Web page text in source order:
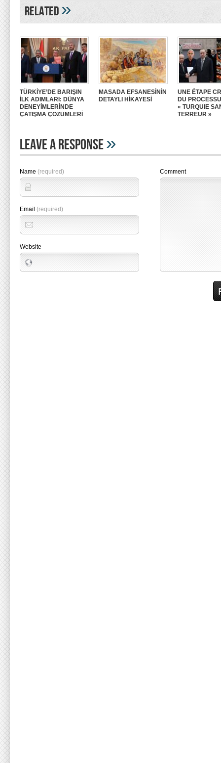
Related»
TÜRKİYE’DE BARIŞIN
İLK ADIMLARI: DÜNYA
DENEYİMLERİNDE
ÇATIŞMA ÇÖZÜMLERİ
MASADA EFSANESİNİN
DETAYLI HİKAYESİ
UNE ÉTAPE
DU
« TURQUIE
TERREUR »
Leave A Response»
Name (required)
Email (required)
Website
Comment